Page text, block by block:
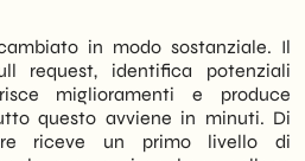
Infatti, l’accelerazione
ha implicazioni dirette
che gestiscono
con agenzie
strumenti come Codex
in modo sostanziale. Il
request, identifica potenziali
miglioramenti e produce
questo avviene in minuti. Di
riceve un primo livello di